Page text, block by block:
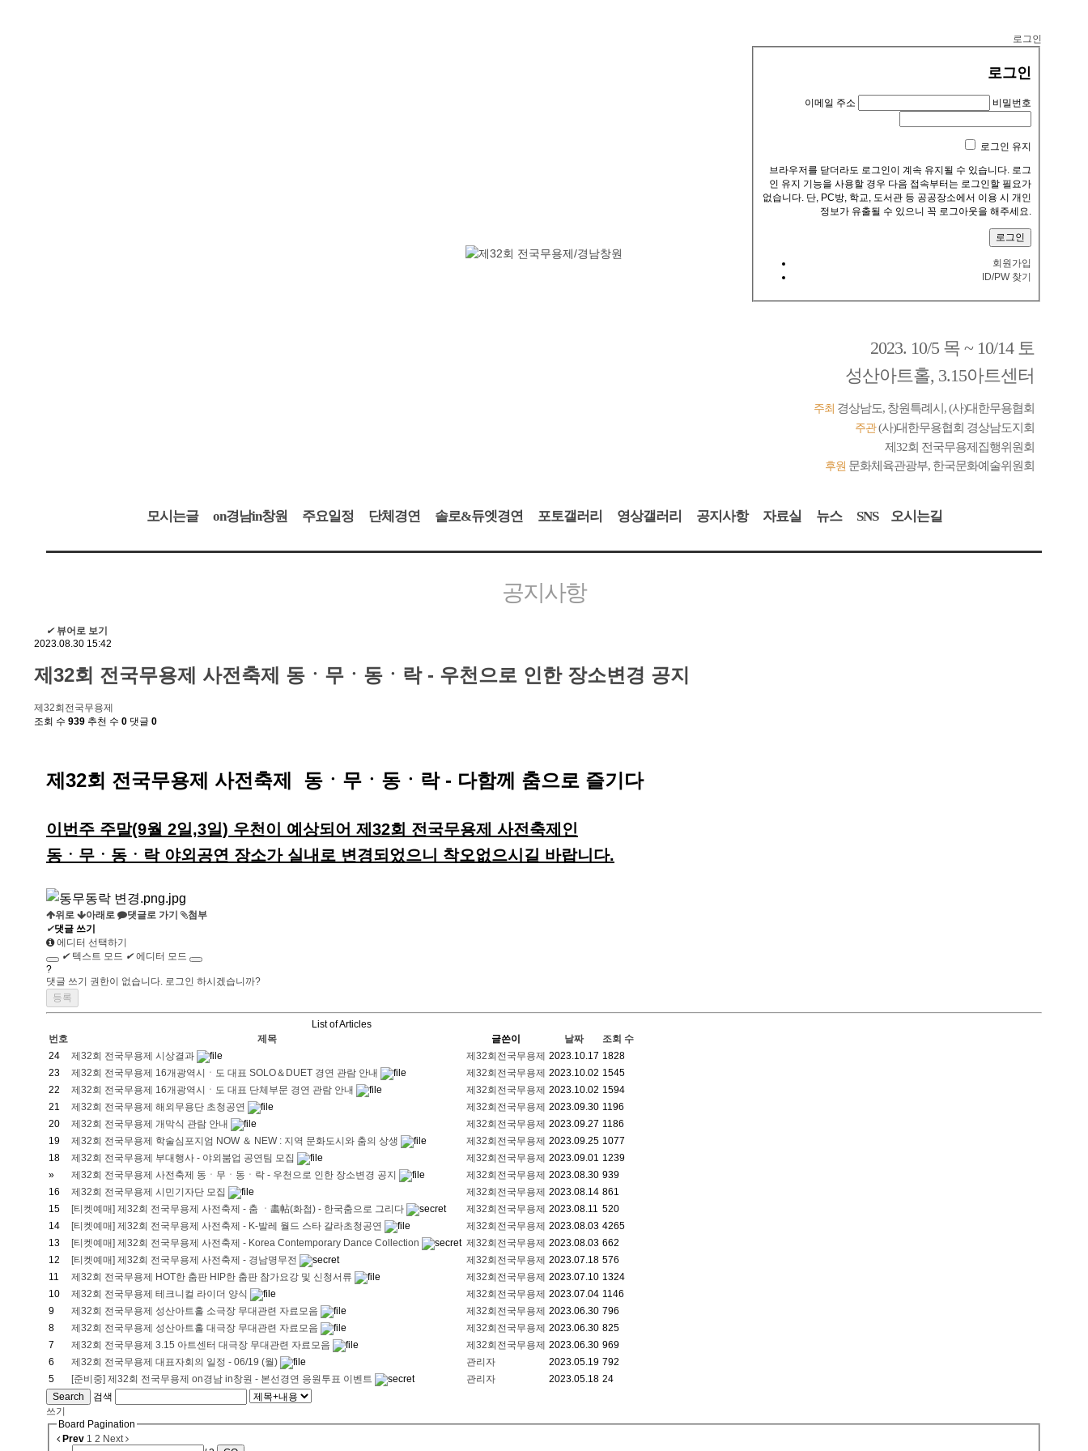
로그인
로그인
이메일 주소 비밀번호
로그인 유지
브라우저를 닫더라도 로그인이 계속 유지될 수 있습니다. 로그
인 유지 기능을 사용할 경우 다음 접속부터는 로그인할 필요가
없습니다. 단, PC방, 학교, 도서관 등 공공장소에서 이용 시 개인
정보가 유출될 수 있으니 꼭 로그아웃을 해주세요.
회원가입
ID/PW 찾기
2023. 10/5 목 ~ 10/14 토
성산아트홀, 3.15아트센터
주최 경상남도, 창원특례시, (사)대한무용협회
주관(사)대한무용협회 경상남도지회
제32회 전국무용제집행위원회
후원 문화체육관광부, 한국문화예술위원회
모시는글 on경남in창원 주요일정 단체경연 솔로&듀엣경연 포토갤러리 영상갤러리 공지사항 자료실 뉴스 SNS 오시는길
공지사항
✔ 뷰어로 보기
2023.08.30 15:42
제32회 전국무용제 사전축제 동ㆍ무ㆍ동ㆍ락 - 우천으로 인한 장소변경 공지
제32회전국무용제
조회 수 939 추천 수 0 댓글 0
제32회 전국무용제 사전축제 동ㆍ무ㆍ동ㆍ락 - 다함께 춤으로 즐기다
이번주 주말(9월 2일,3일) 우천이 예상되어 제32회 전국무용제 사전축제인
동ㆍ무ㆍ동ㆍ락 야외공연 장소가 실내로 변경되었으니 착오없으시길 바랍니다.
위로 아래로 댓글로 가기
첨부
✔댓글 쓰기
에디터 선택하기
✔ 텍스트 모드 ✔에디터 모드
?
댓글 쓰기 권한이 없습니다. 로그인 하시겠습니까?
List of Articles
번호
제목 글쓴이 날짜
조회 수
24
제32회 전국무용제 시상결과 제32회전국무용제 2023.10.17 1828
23
제32회 전국무용제 16개광역시ㆍ도 대표 SOLO＆DUET 경연 관람 안내 제32회전국무용제 2023.10.02 1545
22
제32회 전국무용제 16개광역시ㆍ도 대표 단체부문 경연 관람 안내 제32회전국무용제 2023.10.02 1594
21
제32회 전국무용제 해외무용단 초청공연 제32회전국무용제 2023.09.30 1196
20
제32회 전국무용제 개막식 관람 안내 제32회전국무용제 2023.09.27 1186
19
제32회 전국무용제 학술심포지엄 NOW ＆ NEW : 지역 문화도시와 춤의 상생 제32회전국무용제 2023.09.25 1077
18
제32회 전국무용제 부대행사 - 야외붐업 공연팀 모집 제32회전국무용제 2023.09.01 1239
»
제32회 전국무용제 사전축제 동ㆍ무ㆍ동ㆍ락 - 우천으로 인한 장소변경 공지 제32회전국무용제 2023.08.30 939
16
제32회 전국무용제 시민기자단 모집 제32회전국무용제 2023.08.14 861
15
[티켓예매] 제32회 전국무용제 사전축제 - 춤 ㆍ畵帖(화첩) - 한국춤으로 그리다 제32회전국무용제 2023.08.11 520
14
[티켓예매] 제32회 전국무용제 사전축제 - K-발레 월드 스타 갈라초청공연 제32회전국무용제 2023.08.03 4265
13
[티켓예매] 제32회 전국무용제 사전축제 - Korea Contemporary Dance Collection 제32회전국무용제 2023.08.03 662
12
[티켓예매] 제32회 전국무용제 사전축제 - 경남명무전 제32회전국무용제 2023.07.18 576
11
제32회 전국무용제 HOT한 춤판 HIP한 춤판 참가요강 및 신청서류 제32회전국무용제 2023.07.10 1324
10
제32회 전국무용제 테크니컬 라이더 양식 제32회전국무용제 2023.07.04 1146
9
제32회 전국무용제 성산아트홀 소극장 무대관련 자료모음 제32회전국무용제 2023.06.30 796
8
제32회 전국무용제 성산아트홀 대극장 무대관련 자료모음 제32회전국무용제 2023.06.30 825
7
제32회 전국무용제 3.15 아트센터 대극장 무대관련 자료모음 제32회전국무용제 2023.06.30 969
6
제32회 전국무용제 대표자회의 일정 - 06/19 (월) 관리자 2023.05.19 792
5
[준비중] 제32회 전국무용제 on경남 in창원 - 본선경연 응원투표 이벤트 관리자 2023.05.18 24
Search
검색
쓰기
Board Pagination
Prev 1 2 Next